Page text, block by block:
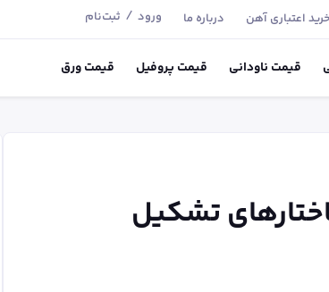
خرید اعتباری آهن درباره ما ورود / ثبت‌نام
قیمت ناودانی قیمت پروفیل قیمتورق
تشکیل